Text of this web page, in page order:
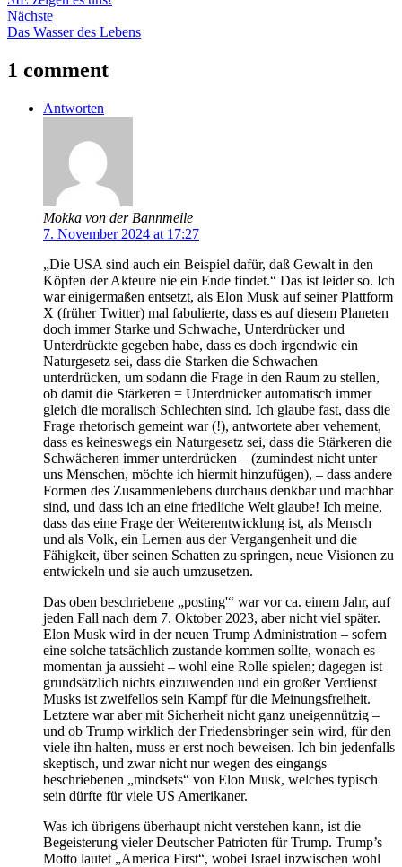
Nächste
Das Wasser des Lebens
1 comment
Antworten
Mokka von der Bannmeile
7. November 2024 at 17:27
„Die USA sind auch ein Beispiel dafür, daß Gewalt in den
Köpfen der Akteure nie ein Ende findet.“ Das ist leider so. Ich
war einigermaßen entsetzt, als Elon Musk auf seiner Plattform
X (früher Twitter) mal fabulierte, dass es auf diesem Planeten
doch immer Starke und Schwache, Unterdrücker und
Unterdrückte gegeben habe, dass es doch irgendwie ein
Naturgesetz sei, dass die Starken die Schwachen
unterdrücken, um sodann die Frage in den Raum zu stellen,
ob damit die Stärkeren = Unterdrücker automatisch immer
gleich die moralisch Schlechten sind. Ich glaube fast, dass die
Frage rhetorisch gemeint war (!), antwortete aber vehement,
dass es keineswegs ein Naturgesetz sei, dass die Stärkeren die
Schwächeren immer unterdrücken – (zumindest nicht unter
uns Menschen, möchte ich hiermit hinzufügen), – dass andere
Formen des Zusammenlebens durchaus denkbar und machbar
sind, und dass ich an eine friedliche Welt glaube! Ich meine,
dass das eine Frage der Weiterentwicklung ist, als Mensch
und als Volk, ein Lernen aus der Vergangenheit und die
Fähigkeit, über seinen Schatten zu springen, neue Visionen zu
entwickeln und sie auch umzusetzen.
Das oben beschriebene „posting'“ war vor ca. einem Jahr, auf
jeden Fall nach dem 7. Oktober 2023, aber nicht viel später.
Elon Musk wird in der neuen Trump Administration – sofern
eine solche tatsächlich zustande kommen sollte, wonach es
momentan ja aussieht – wohl eine Rolle spielen; dagegen ist
grundsätzlich nichts einzuwenden und ein großer Verdienst
Musks ist zweifellos sein Kampf für die Meinungsfreiheit.
Letztere war aber mit Sicherheit nicht ganz uneigennützig –
und ob Trump wirklich der Friedensbringer sein wird, für den
viele ihn halten, muss er erst noch beweisen. Ich bin jedenfalls
skeptisch, und zwar nicht nur wegen des eingangs
beschriebenen „mindsets“ von Elon Musk, welches typisch
sein dürfte für viele US Amerikaner.
Was ich übrigens überhaupt nicht verstehen kann, ist die
Begeisterung vieler Deutscher Patrioten für Trump. Trump’s
Motto lautet „America First“, wobei Israel inzwischen wohl